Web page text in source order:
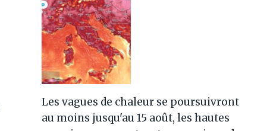
Les vagues de chaleur se poursuivront
au moins jusqu'au 15 août, les hautes